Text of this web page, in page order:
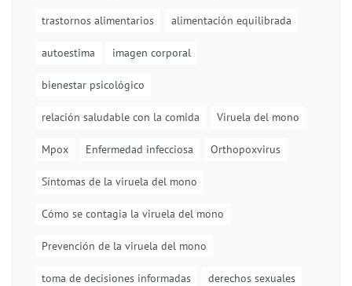
trastornos alimentarios alimentación equilibrada
autoestima imagen corporal
bienestar psicológico
relación saludable con la comida Viruela del mono
Mpox Enfermedad infecciosa Orthopoxvirus
Síntomas de la viruela del mono
Cómo se contagia la viruela del mono
Prevención de la viruela del mono
toma de decisiones informadas derechos sexuales